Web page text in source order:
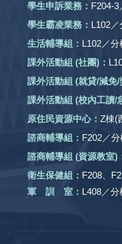
學生申訴業務： F204-3
學生霸凌業務： L102
生活輔導組： L102／
課外活動組 (社團) ：
課外活動組 (就貸/減免/
課外活動組 (校內工讀/
原住民資源中心： Z棟(
諮商輔導組： F202／
諮商輔導組 (資源教室)
衛生保健組： F208、
軍 訓 室： L408／分